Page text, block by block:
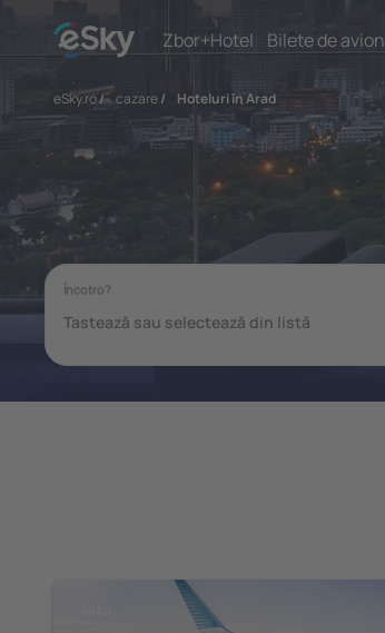
Zbor+Hotel Bilete de avion
eSky.ro/ cazare/ Hoteluri în Arad